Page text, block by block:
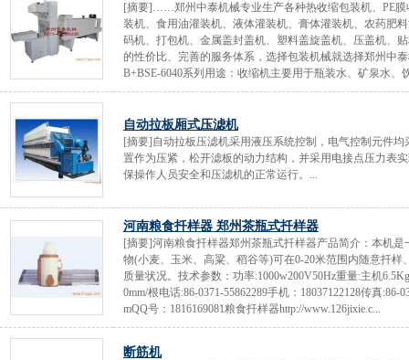
[摘要]……郑州中泰机械专业生产各种热收缩包装机、PE
装机、食用油灌装机、液体灌装机、膏体灌装机、农药肥
码机、打包机、金属盖封盖机、塑料盖旋盖机、压盖机、
的性价比、完善的服务体系，选择包装机械就选择郑州中
B+BSE-6040系列用途：收缩机主要用于瓶装水、矿泉水、
自动拉板厢式压滤机
[摘要]自动拉板压滤机采用液压系统控制，电气控制元件
置作为压紧，松开滤板的动力结构，并采用电接点压力表
保操作人员安全和压滤机的正常运行。...
河南粮食扦样器 郑州茶瓶式扦样器
[摘要]河南粮食扦样器郑州茶瓶式扦样器产品简介：本机
物(小麦、玉米、高粱、稻谷等)可在0-20米范围内随意扦
质量状况。技术参数：功率:1000w200V50Hz重量:主机
0mm/根电话:86-0371-55862289手机：18037122128传真:86-
mQQ号：1816169081粮食扦样器http://www.126jixie.c...
断筋机